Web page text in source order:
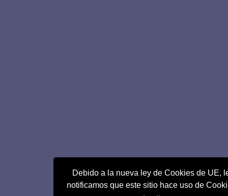
Debido a la nueva ley de Cookies de UE,
notificamos que este sitio hace uso de